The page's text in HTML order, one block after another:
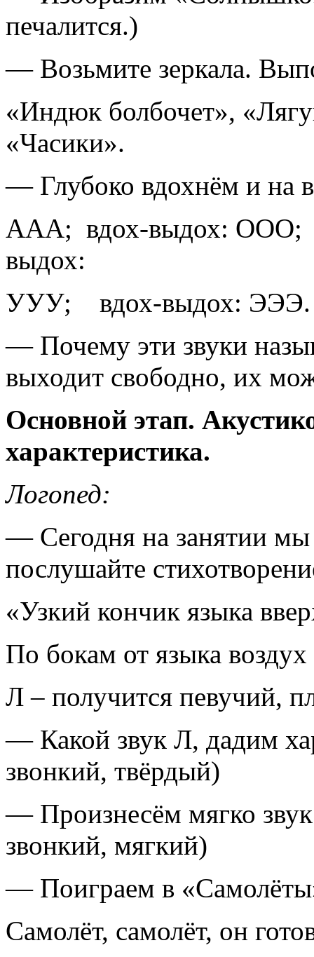
печалится.)
— Возьмите зеркала.
«Индюк болбочет»,
«Часики».
— Глубоко вдохнём и на
ААА; вдох-выдох: ООО;
выдох:
УУУ; вдох-выдох: ЭЭЭ.
— Почему эти звуки
выходит свободно, их
Основной этап.
характеристика.
Логопед:
— Сегодня на занятии мы
послушайте
«Узкий кончик языка
По бокам от языка воздух
Л – получится певучий,
— Какой звук Л, дадим
звонкий, твёрдый)
— Произнесём мягко
звонкий, мягкий)
— Поиграем в
Самолёт, самолёт, он